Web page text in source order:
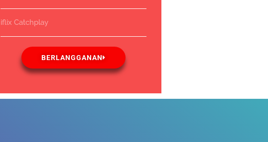
iflix Catchplay
BERLANGGANAN